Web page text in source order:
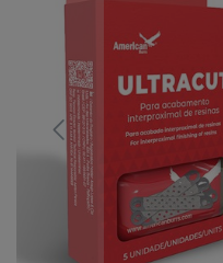
Simples
Dental
Software
Odontológico